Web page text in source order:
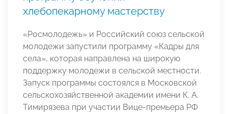
хлебопекарному мастерству
«Росмолодежь» и Российский союз сельской
молодежи запустили программу «Кадры для
села», которая направлена на широкую
поддержку молодежи в сельской местности.
Запуск программы состоялся в Московской
сельскохозяйственной академии имени К. А.
Тимирязева при участии Вице-премьера РФ